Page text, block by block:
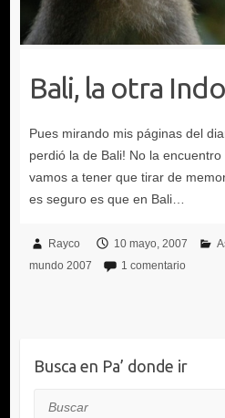
Bali, la otra
Rayco 10 mayo, 2007
mundo 2007
1 comentario
Busca en Pa’ donde ir
Buscar